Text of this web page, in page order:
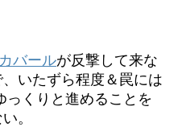
バールが反撃して来な
いたずら程度＆罠には
くりと進めることを
。